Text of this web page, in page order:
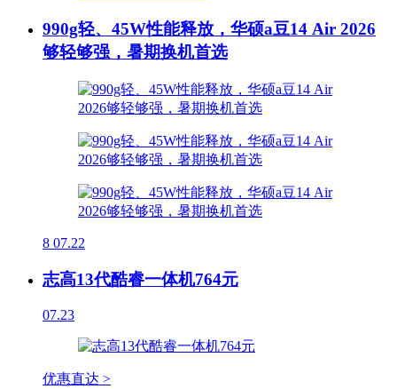
990g轻、45W性能释放，华硕a豆14 Air 2026
够轻够强，暑期换机首选
8 07.22
志高13代酷睿一体机764元
07.23
优惠直达 >